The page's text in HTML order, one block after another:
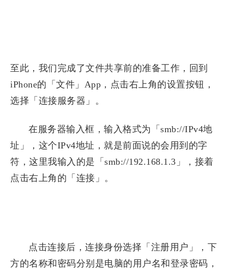
至此，我们完成了文件共享前的准备工作，回到
iPhone的「文件」App，点击右上角的设置按钮，
选择「连接服务器」。
在服务器输入框，输入格式为「smb://IPv4地
址」，这个IPv4地址，就是前面说的会用到的字
符，这里我输入的是「smb://192.168.1.3」，接着
点击右上角的「连接」。
点击连接后，连接身份选择「注册用户」，下
方的名称和密码分别是电脑的用户名和登录密码，